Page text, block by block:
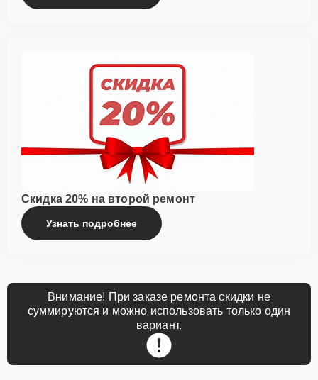
Скидка 20% на второй ремонт
Узнать подробнее
Внимание! При заказе ремонта скидки не
суммируются и можно использовать только один
вариант.